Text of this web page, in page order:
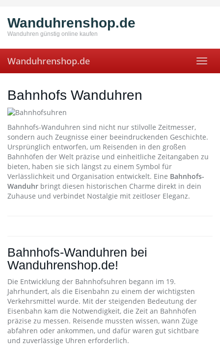
main
content
Wanduhrenshop.de
Wanduhren günstig online kaufen
Wanduhrenshop.de
Bahnhofs Wanduhren
Bahnhofs-Wanduhren sind nicht nur stilvolle Zeitmesser,
sondern auch Zeugnisse einer beeindruckenden Geschichte.
Ursprünglich entworfen, um Reisenden in den großen
Bahnhöfen der Welt präzise und einheitliche Zeitangaben zu
bieten, haben sie sich längst zu einem Symbol für
Verlässlichkeit und Organisation entwickelt. Eine Bahnhofs-
Wanduhr bringt diesen historischen Charme direkt in dein
Zuhause und verbindet Nostalgie mit zeitloser Eleganz.
Bahnhofs-Wanduhren bei
Wanduhrenshop.de!
Die Entwicklung der Bahnhofsuhren begann im 19.
Jahrhundert, als die Eisenbahn zu einem der wichtigsten
Verkehrsmittel wurde. Mit der steigenden Bedeutung der
Eisenbahn kam die Notwendigkeit, die Zeit an Bahnhöfen
präzise zu messen. Reisende mussten wissen, wann Züge
abfahren oder ankommen, und dafür waren gut sichtbare
und zuverlässige Uhren erforderlich.